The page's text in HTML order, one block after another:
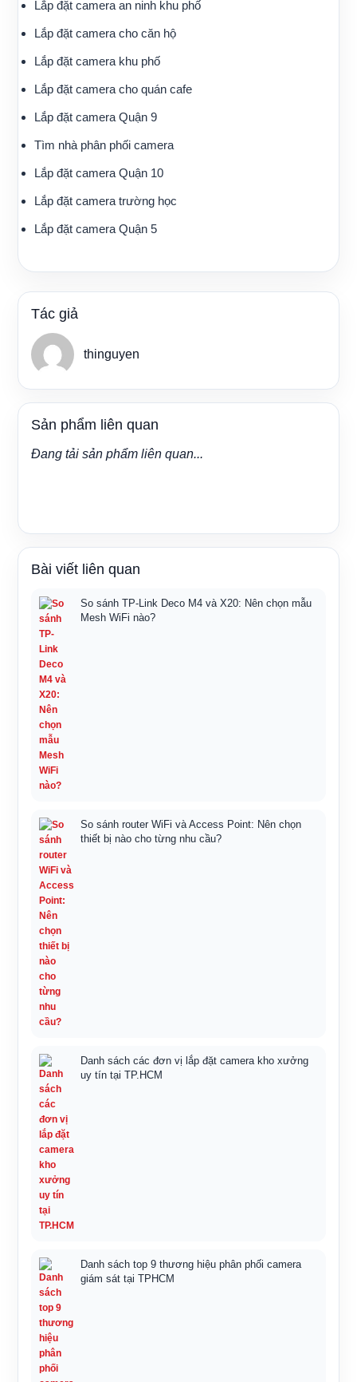
Lắp đặt camera an ninh khu phố
Lắp đặt camera cho căn hộ
Lắp đặt camera khu phố
Lắp đặt camera cho quán cafe
Lắp đặt camera Quận 9
Tìm nhà phân phối camera
Lắp đặt camera Quận 10
Lắp đặt camera trường học
Lắp đặt camera Quận 5
Tác giả
thinguyen
Sản phẩm liên quan
Đang tải sản phẩm liên quan...
Bài viết liên quan
So sánh TP-Link Deco M4 và X20: Nên chọn mẫu
Mesh WiFi nào?
So sánh router WiFi và Access Point: Nên chọn
thiết bị nào cho từng nhu cầu?
Danh sách các đơn vị lắp đặt camera kho xưởng
uy tín tại TP.HCM
Danh sách top 9 thương hiệu phân phối camera
giám sát tại TPHCM